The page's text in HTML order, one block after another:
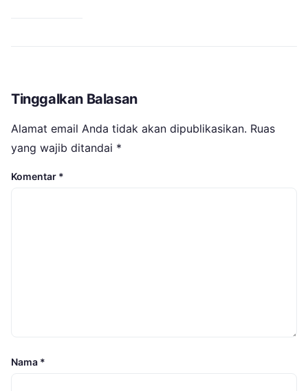
Tinggalkan Balasan
Alamat email Anda tidak akan dipublikasikan. Ruas
yang wajib ditandai *
Komentar *
Nama *